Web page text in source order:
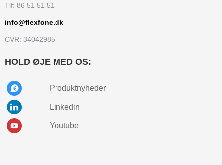
Tlf: 86 51 51 51
info@flexfone.dk
CVR: 34042985
HOLD ØJE MED OS:
Produktnyheder
Linkedin
Youtube